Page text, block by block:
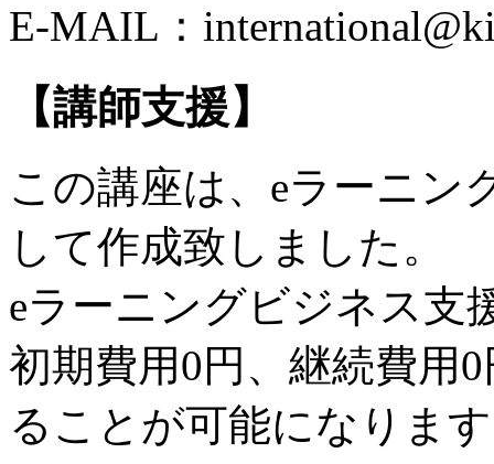
E-MAIL：
【講師支援】
この講座は、eラーニン
して作成致しました。
eラーニングビジネス支
初期費用0円、継続費用
ることが可能になりま